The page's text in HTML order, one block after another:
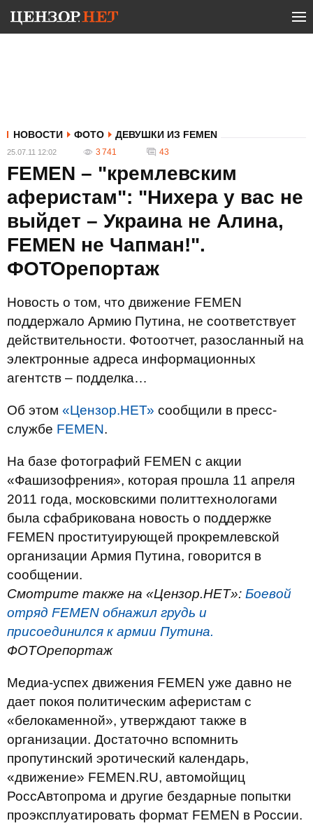
НОВОСТИ ФОТО ДЕВУШКИ ИЗ FEMEN
25.07.11 12:02 3 741 43
FEMEN – "кремлевским
аферистам": "Нихера у вас не
выйдет – Украина не Алина,
FEMEN не Чапман!".
ФОТОрепортаж
Новость о том, что движение FEMEN
поддержало Армию Путина, не соответствует
действительности. Фотоотчет, разосланный на
электронные адреса информационных
агентств – подделка…
Об этом «Цензор.НЕТ» сообщили в пресс-
службе FEMEN.
На базе фотографий FEMEN с акции
«Фашизофрения», которая прошла 11 апреля
2011 года, московскими политтехнологами
была сфабрикована новость о поддержке
FEMEN проституирующей прокремлевской
организации Армия Путина, говорится в
сообщении.
Смотрите также на «Цензор.НЕТ»: Боевой
отряд FEMEN обнажил грудь и
присоединился к армии Путина.
ФОТОрепортаж
Медиа-успех движения FEMEN уже давно не
дает покоя политическим аферистам с
«белокаменной», утверждают также в
организации. Достаточно вспомнить
пропутинский эротический календарь,
«движение» FEMEN.RU, автомойщиц
РоссАвтопрома и другие бездарные попытки
проэксплуатировать формат FEMEN в России.